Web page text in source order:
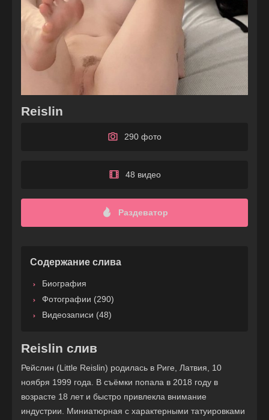
Reislin
290 фото
48 видео
Раздеватор
Содержание слива
Биография
Фотографии (290)
Видеозаписи (48)
Reislin слив
Рейслин (Little Reislin) родилась в Риге, Латвия, 10
ноября 1999 года. В съёмки попала в 2018 году в
возрасте 18 лет и быстро привлекла внимание
индустрии. Миниатюрная с характерными татуировками